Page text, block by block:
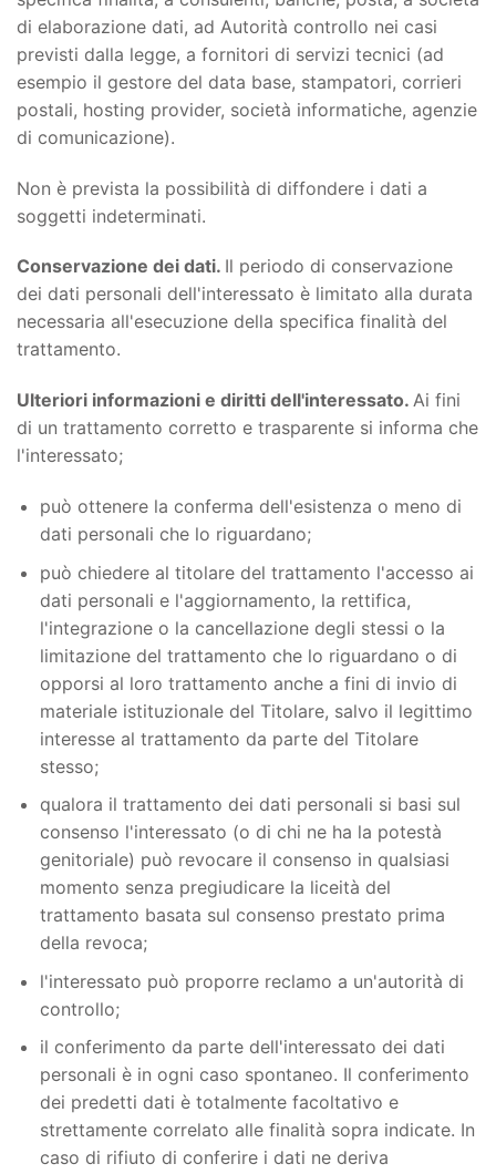
di elaborazione dati, ad Autorità controllo nei casi
previsti dalla legge, a fornitori di servizi tecnici (ad
esempio il gestore del data base, stampatori, corrieri
postali, hosting provider, società informatiche, agenzie
di comunicazione).
Non è prevista la possibilità di diffondere i dati a
soggetti indeterminati.
Conservazione dei dati. Il periodo di conservazione
dei dati personali dell'interessato è limitato alla durata
necessaria all'esecuzione della specifica finalità del
trattamento.
Ulteriori informazioni e diritti dell'interessato. Ai fini
di un trattamento corretto e trasparente si informa che
l'interessato;
può ottenere la conferma dell'esistenza o meno di
dati personali che lo riguardano;
può chiedere al titolare del trattamento l'accesso ai
dati personali e l'aggiornamento, la rettifica,
l'integrazione o la cancellazione degli stessi o la
limitazione del trattamento che lo riguardano o di
opporsi al loro trattamento anche a fini di invio di
materiale istituzionale del Titolare, salvo il legittimo
interesse al trattamento da parte del Titolare
stesso;
qualora il trattamento dei dati personali si basi sul
consenso l'interessato (o di chi ne ha la potestà
genitoriale) può revocare il consenso in qualsiasi
momento senza pregiudicare la liceità del
trattamento basata sul consenso prestato prima
della revoca;
l'interessato può proporre reclamo a un'autorità di
controllo;
il conferimento da parte dell'interessato dei dati
personali è in ogni caso spontaneo. Il conferimento
dei predetti dati è totalmente facoltativo e
strettamente correlato alle finalità sopra indicate. In
caso di rifiuto di conferire i dati ne deriva